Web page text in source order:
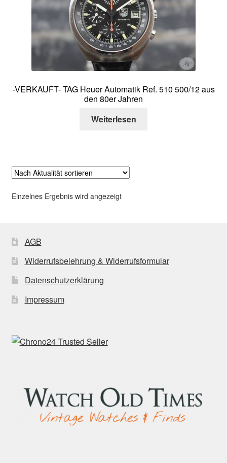
Über mich
-VERKAUFT- TAG Heuer Automatik Ref. 510 500/12 aus
den 80er Jahren
Weiterlesen
Einzelnes Ergebnis wird angezeigt
AGB
Widerrufsbelehrung & Widerrufsformular
Datenschutzerklärung
Impressum